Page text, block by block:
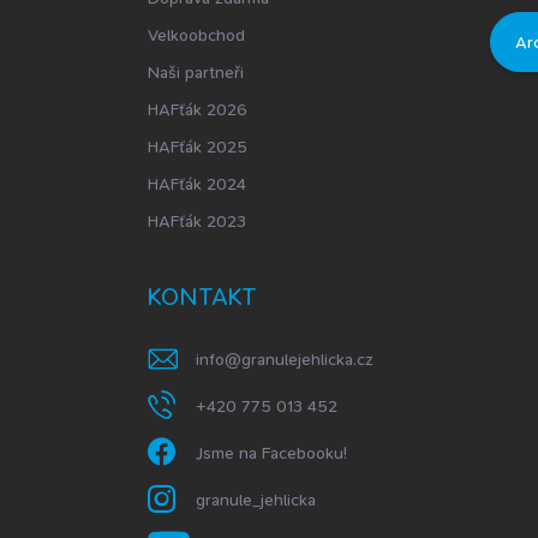
Velkoobchod
Naši partneři
HAFťák 2026
HAFťák 2025
HAFťák 2024
HAFťák 2023
KONTAKT
info@granulejehlicka.cz
+420 775 013 452
Jsme na Facebooku!
granule_jehlicka